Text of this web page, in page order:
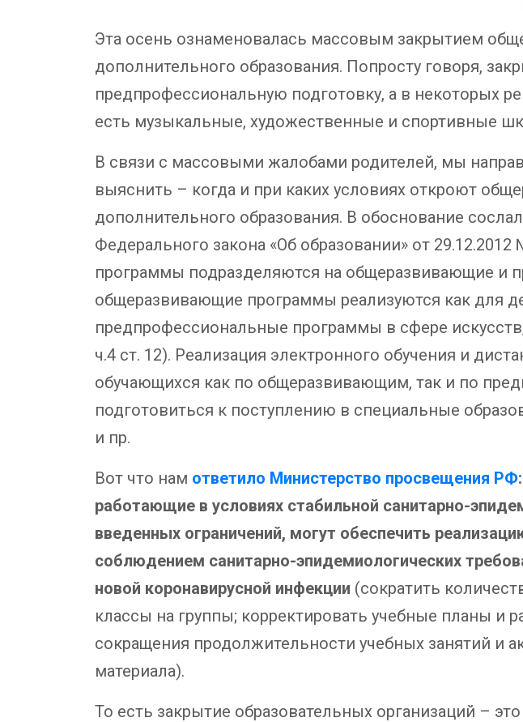
Эта осень ознаменовалась массовым закрытием
дополнительного образования. Попросту говоря,
предпрофессиональную подготовку, а в некоторых
есть музыкальные, художественные и спортивные
В связи с массовыми жалобами родителей, мы
выяснить – когда и при каких условиях откроют
дополнительного образования. В обоснование
Федерального закона «Об образовании» от
программы подразделяются на общеразвивающие
общеразвивающие программы реализуются как для
предпрофессиональные программы в сфере
ч.4 ст. 12). Реализация электронного обучения и
обучающихся как по общеразвивающим, так и по
подготовиться к поступлению в специальные
и пр.
Вот что нам ответило Министерство просвещения РФ:
работающие в условиях стабильной санитарно-
введенных ограничений, могут обеспечить
соблюдением санитарно-эпидемиологических
новой коронавирусной инфекции (сократить
классы на группы; корректировать учебные планы и
сокращения продолжительности учебных занятий и
материала).
То есть закрытие образовательных организаций –